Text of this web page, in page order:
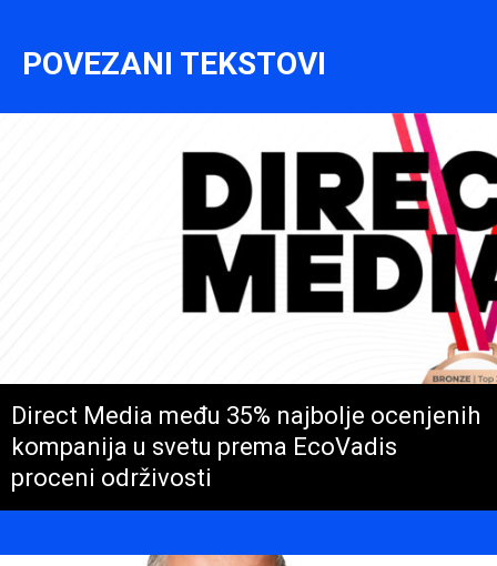
POVEZANI TEKSTOVI
Direct Media među 35% najbolje ocenjenih
kompanija u svetu prema EcoVadis
proceni održivosti